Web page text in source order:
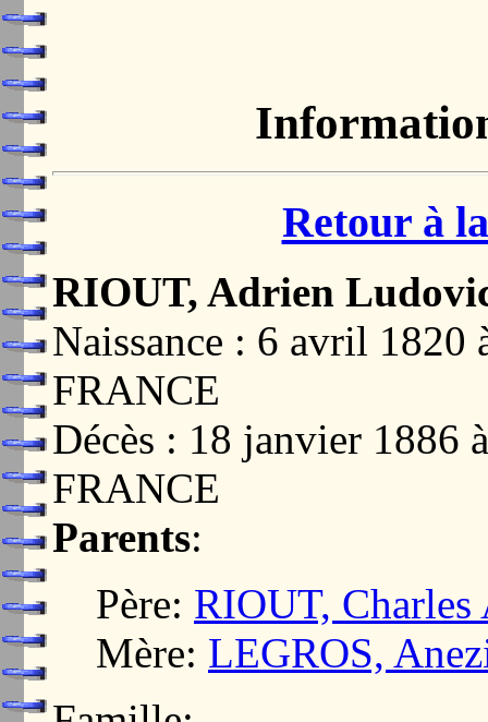
Retour à
RIOUT, Adrien
Naissance : 6 avril
FRANCE
Décès : 18 janvier 1886
FRANCE
Parents:
Père: RIOUT, Charles
Mère: LEGROS,